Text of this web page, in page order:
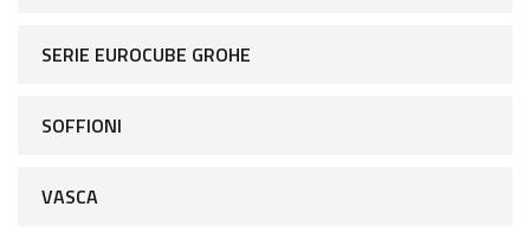
SERIE EUROCUBE GROHE
SOFFIONI
VASCA